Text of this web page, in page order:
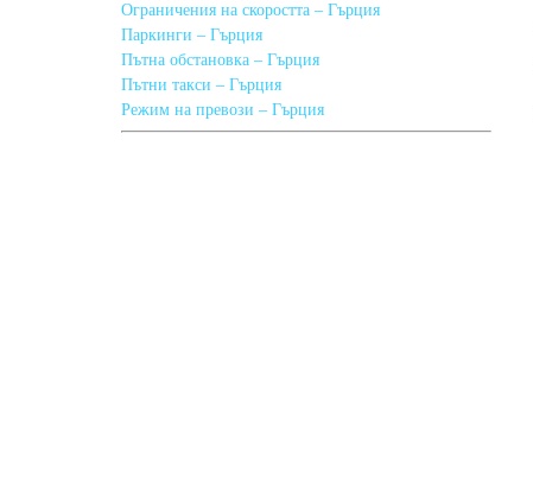
Ограничения на скоростта – Гърция
Паркинги – Гърция
Пътна обстановка – Гърция
Пътни такси – Гърция
Режим на превози – Гърция